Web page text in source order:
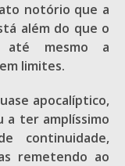
notório que a
além do que o
até mesmo a
limites.
apocalíptico,
a ter amplíssimo
continuidade,
remetendo ao